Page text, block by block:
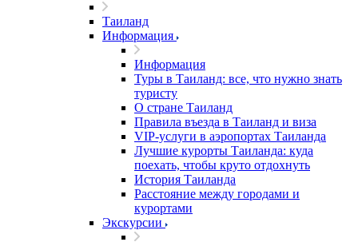
Таиланд
Информация
Информация
Туры в Таиланд: все, что нужно знать
туристу
О стране Таиланд
Правила въезда в Таиланд и виза
VIP-услуги в аэропортах Таиланда
Лучшие курорты Таиланда: куда
поехать, чтобы круто отдохнуть
История Таиланда
Расстояние между городами и
курортами
Экскурсии